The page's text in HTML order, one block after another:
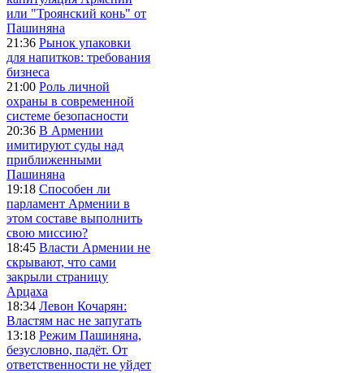
или "Троянский конь" от
Пашиняна
21:36 Рынок упаковки
для напитков: требования
бизнеса
21:00 Роль личной
охраны в современной
системе безопасности
20:36 В Армении
имитируют суды над
приближенными
Пашиняна
19:18 Способен ли
парламент Армении в
этом составе выполнить
свою миссию?
18:45 Власти Армении не
скрывают, что сами
закрыли страницу
Арцаха
18:34 Левон Кочарян:
Властям нас не запугать
13:18 Режим Пашиняна,
безусловно, падёт. От
ответственности не уйдет